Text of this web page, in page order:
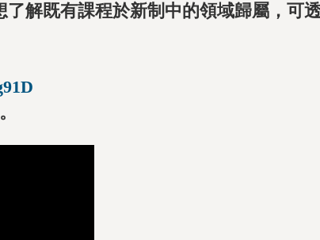
了解既有課程於新制中的領域歸屬，可